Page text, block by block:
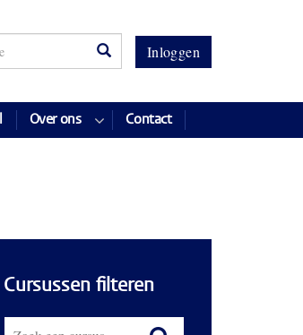
Inloggen
Over ons Contact
Cursussen filteren